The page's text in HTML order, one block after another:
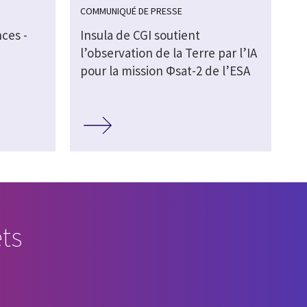
-
COMMUNIQUÉ DE PRESSE
Insula de CGI soutient
l’observation de la Terre par l’IA
pour la mission Φsat-2 de l’ESA